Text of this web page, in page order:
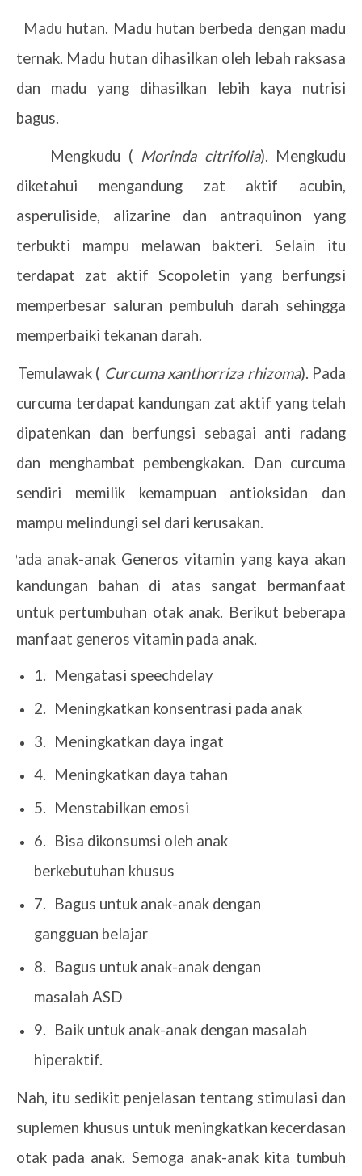
Madu hutan. Madu hutan berbeda dengan madu
ternak. Madu hutan dihasilkan oleh lebah raksasa
dan madu yang dihasilkan lebih kaya nutrisi
bagus.
Mengkudu ( Morinda citrifolia). Mengkudu
diketahui mengandung zat aktif acubin,
asperuliside, alizarine dan antraquinon yang
terbukti mampu melawan bakteri. Selain itu
terdapat zat aktif Scopoletin yang berfungsi
memperbesar saluran pembuluh darah sehingga
memperbaiki tekanan darah.
Temulawak ( Curcuma xanthorriza rhizoma). Pada
curcuma terdapat kandungan zat aktif yang telah
dipatenkan dan berfungsi sebagai anti radang
dan menghambat pembengkakan. Dan curcuma
sendiri memilik kemampuan antioksidan dan
mampu melindungi sel dari kerusakan.
anak-anak Generos vitamin yang kaya akan
kandungan bahan di atas sangat bermanfaat
untuk pertumbuhan otak anak. Berikut beberapa
manfaat generos vitamin pada anak.
1. Mengatasi speechdelay
2. Meningkatkan konsentrasi pada anak
3. Meningkatkan daya ingat
4. Meningkatkan daya tahan
5. Menstabilkan emosi
6. Bisa dikonsumsi oleh anak
berkebutuhan khusus
7. Bagus untuk anak-anak dengan
gangguan belajar
8. Bagus untuk anak-anak dengan
masalah ASD
9. Baik untuk anak-anak dengan masalah
hiperaktif.
Nah, itu sedikit penjelasan tentang stimulasi dan
suplemen khusus untuk meningkatkan kecerdasan
otak pada anak. Semoga anak-anak kita tumbuh